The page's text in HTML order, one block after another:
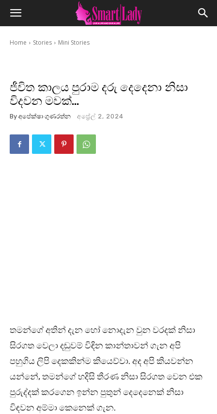
Home Stories Mini Stories
ජීවිත කාලය පුරාම දරු දෙදෙනා නිසා
විදවන මවක්…
By අපේක්ෂා ගුණරත්න අප්‍රේල් 2, 2024
තමන්ගේ අතින් දැන හෝ නොදැන වුන වරදක් නිසා
සිරගත වෙලා දඬුවම් විඳින කාන්තාවන් ගැන අපි
පහුගිය ලිපි දෙකකින්ම කියෙව්වා. අද අපි කියවන්න
යන්නේ, තමන්ගේ හදිසි තීරණ නිසා සිරගත වෙන එක
පුරුද්දක් කරගෙන ඉන්න පුතුන් දෙදෙනෙක් නිසා
විඳවන අම්මා කෙනෙක් ගැන.